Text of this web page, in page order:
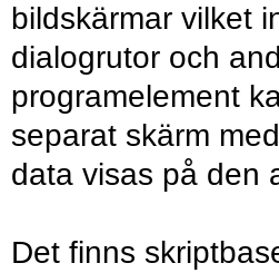
bildskärmar vilket
dialogrutor och
programelement
separat skärm
data visas på den
Det finns